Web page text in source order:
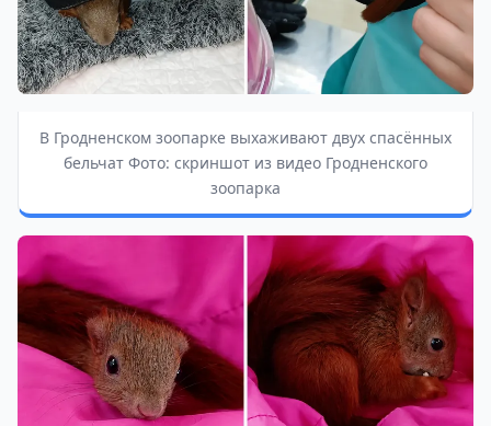
В Гродненском зоопарке выхаживают двух спасённых
бельчат Фото: скриншот из видео Гродненского
зоопарка